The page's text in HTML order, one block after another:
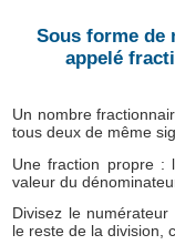
Sous forme de
appelé
Un nombre
tous deux de même
Une fraction propre :
valeur du
Divisez le
le reste de la division,